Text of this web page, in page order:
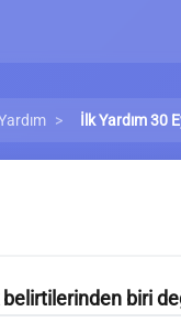
İlk Yardım 30
biri